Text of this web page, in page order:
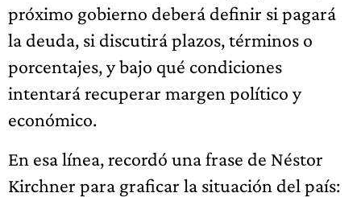
próximo gobierno deberá definir si pagará
la deuda, si discutirá plazos, términos o
porcentajes, y bajo qué condiciones
intentará recuperar margen político y
económico.
En esa línea, recordó una frase de Néstor
Kirchner para graficar la situación del país: